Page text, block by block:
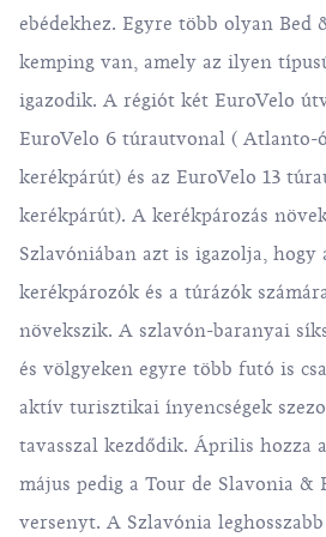
ebédekhez. Egyre több olyan Bed
kemping van, amely az ilyen
igazodik. A régiót két EuroVelo
EuroVelo 6 túrautvonal ( Atlanto-
kerékpárút) és az EuroVelo 13
kerékpárút). A kerékpározás
Szlavóniában azt is igazolja, hogy
kerékpározók és a túrázók
növekszik. A szlavón-baranyai
és völgyeken egyre több futó is
aktív turisztikai ínyencségek
tavasszal kezdődik. Április hozza
május pedig a Tour de Slavonia &
versenyt. A Szlavónia